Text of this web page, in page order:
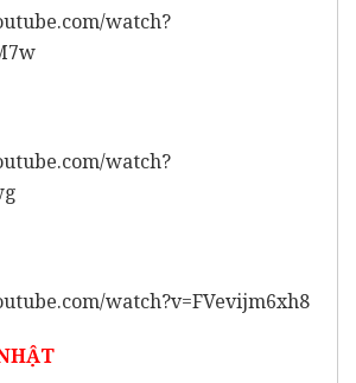
watch?
watch?
watch?v=FVevijm6xh8